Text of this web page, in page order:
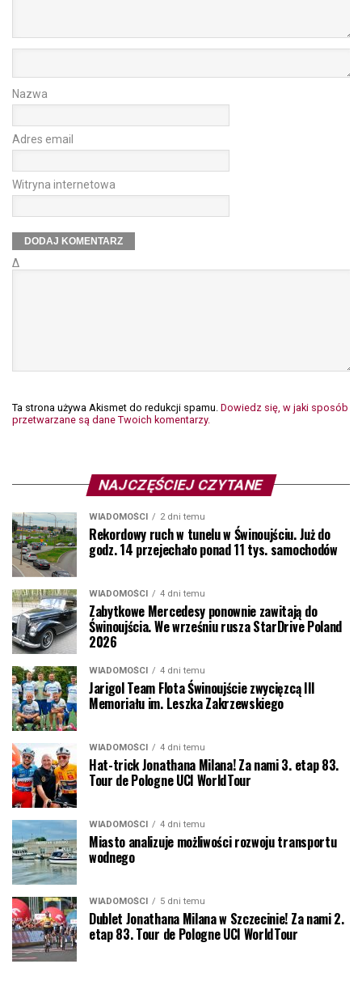
Nazwa
Adres email
Witryna internetowa
Δ
Ta strona używa Akismet do redukcji spamu. Dowiedz się, w jaki sposób
przetwarzane są dane Twoich komentarzy.
NAJCZĘŚCIEJ CZYTANE
WIADOMOŚCI 2 dni temu
Rekordowy ruch w tunelu w Świnoujściu. Już do
godz. 14 przejechało ponad 11 tys. samochodów
WIADOMOŚCI 4 dni temu
Zabytkowe Mercedesy ponownie zawitają do
Świnoujścia. We wrześniu rusza StarDrive Poland
2026
WIADOMOŚCI 4 dni temu
Jarigol Team Flota Świnoujście zwycięzcą III
Memoriału im. Leszka Zakrzewskiego
WIADOMOŚCI 4 dni temu
Hat-trick Jonathana Milana! Za nami 3. etap 83.
Tour de Pologne UCI WorldTour
WIADOMOŚCI 4 dni temu
Miasto analizuje możliwości rozwoju transportu
wodnego
WIADOMOŚCI 5 dni temu
Dublet Jonathana Milana w Szczecinie! Za nami 2.
etap 83. Tour de Pologne UCI WorldTour